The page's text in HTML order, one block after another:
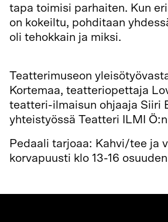
tapa toimisi parhaiten. Kun
on kokeiltu, pohditaan
oli tehokkain ja miksi.
Teatterimuseon
Kortemaa, teatteriopettaja
teatteri-ilmaisun ohjaaja Siiri
yhteistyössä Teatteri ILMI
Pedaali tarjoaa: Kahvi/tee ja
korvapuusti klo 13-16